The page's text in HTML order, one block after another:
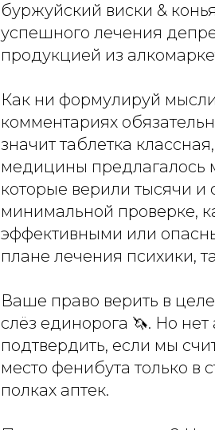
буржуйский виски &
успешного лечения
продукцией из
Как ни формулируй
комментариях
значит таблетка
медицины предлагалось
которые верили тысячи и
минимальной проверке,
эффективными или
плане лечения психики,
Ваше право верить в
слёз единорога 🦄. Но нет
подтвердить, если мы
место фенибута только в
полках аптек.